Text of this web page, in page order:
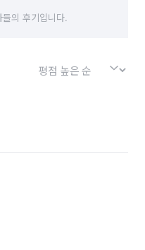
의 후기입니다.